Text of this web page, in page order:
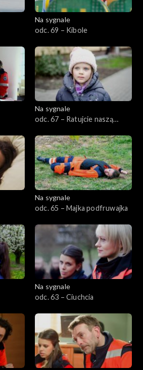
Na sygnale
odc. 69 – Kibole
Na sygnale
odc. 67 – Ratujcie naszą
Na sygnale
odc. 65 – Majka podfruwajka
Na sygnale
odc. 63 – Ciuchcia